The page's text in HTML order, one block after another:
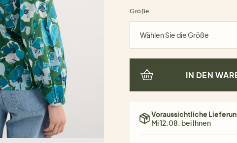
Größe
Wählen Sie die Größe
IN DEN
Voraussichtliche
Mi 12.08. bei Ihnen